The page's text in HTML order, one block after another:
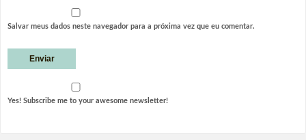
Salvar meus dados neste navegador para a próxima vez que eu comentar.
Yes! Subscribe me to your awesome newsletter!